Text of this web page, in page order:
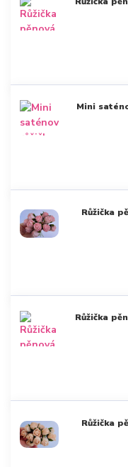
Mini
Růžička
Růžička
Růžička